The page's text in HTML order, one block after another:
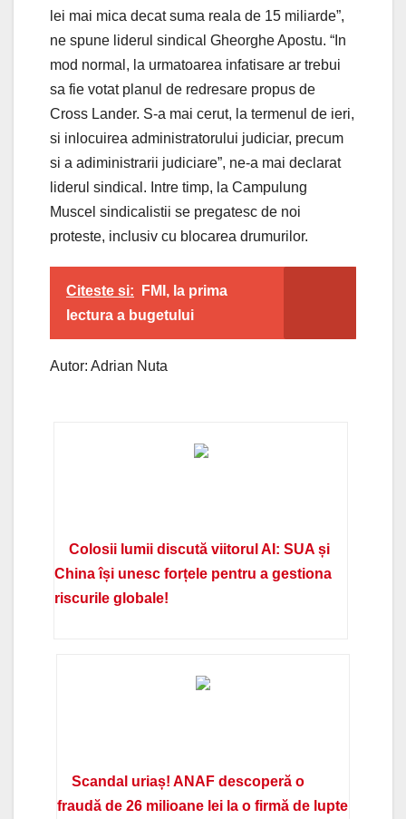
lei mai mica decat suma reala de 15 miliarde”,
ne spune liderul sindical Gheorghe Apostu. “In
mod normal, la urmatoarea infatisare ar trebui
sa fie votat planul de redresare propus de
Cross Lander. S-a mai cerut, la termenul de ieri,
si inlocuirea administratorului judiciar, precum
si a adiministrarii judiciare”, ne-a mai declarat
liderul sindical. Intre timp, la Campulung
Muscel sindicalistii se pregatesc de noi
proteste, inclusiv cu blocarea drumurilor.
Citeste si:
FMI, la prima
lectura a bugetului
Autor: Adrian Nuta
Colosii lumii discută viitorul AI: SUA și
China își unesc forțele pentru a gestiona
riscurile globale!
Scandal uriaș! ANAF descoperă o
fraudă de 26 milioane lei la o firmă de lupte